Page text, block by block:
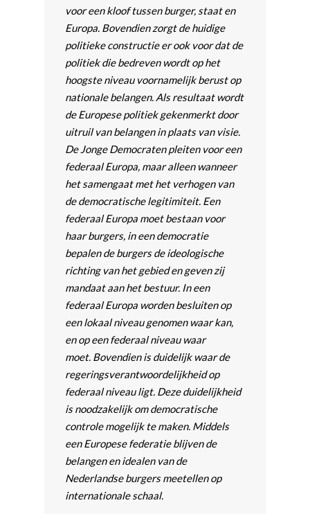
voor een kloof tussen burger, staat en
Europa. Bovendien zorgt de huidige
politieke constructie er ook voor dat de
politiek die bedreven wordt op het
hoogste niveau voornamelijk berust op
nationale belangen. Als resultaat wordt
de Europese politiek gekenmerkt door
uitruil van belangen in plaats van visie.
De Jonge Democraten pleiten voor een
federaal Europa, maar alleen wanneer
het samengaat met het verhogen van
de democratische legitimiteit. Een
federaal Europa moet bestaan voor
haar burgers, in een democratie
bepalen de burgers de ideologische
richting van het gebied en geven zij
mandaat aan het bestuur. In een
federaal Europa worden besluiten op
een lokaal niveau genomen waar kan,
en op een federaal niveau waar
moet. Bovendien is duidelijk waar de
regeringsverantwoordelijkheid op
federaal niveau ligt. Deze duidelijkheid
is noodzakelijk om democratische
controle mogelijk te maken. Middels
een Europese federatie blijven de
belangen en idealen van de
Nederlandse burgers meetellen op
internationale schaal.